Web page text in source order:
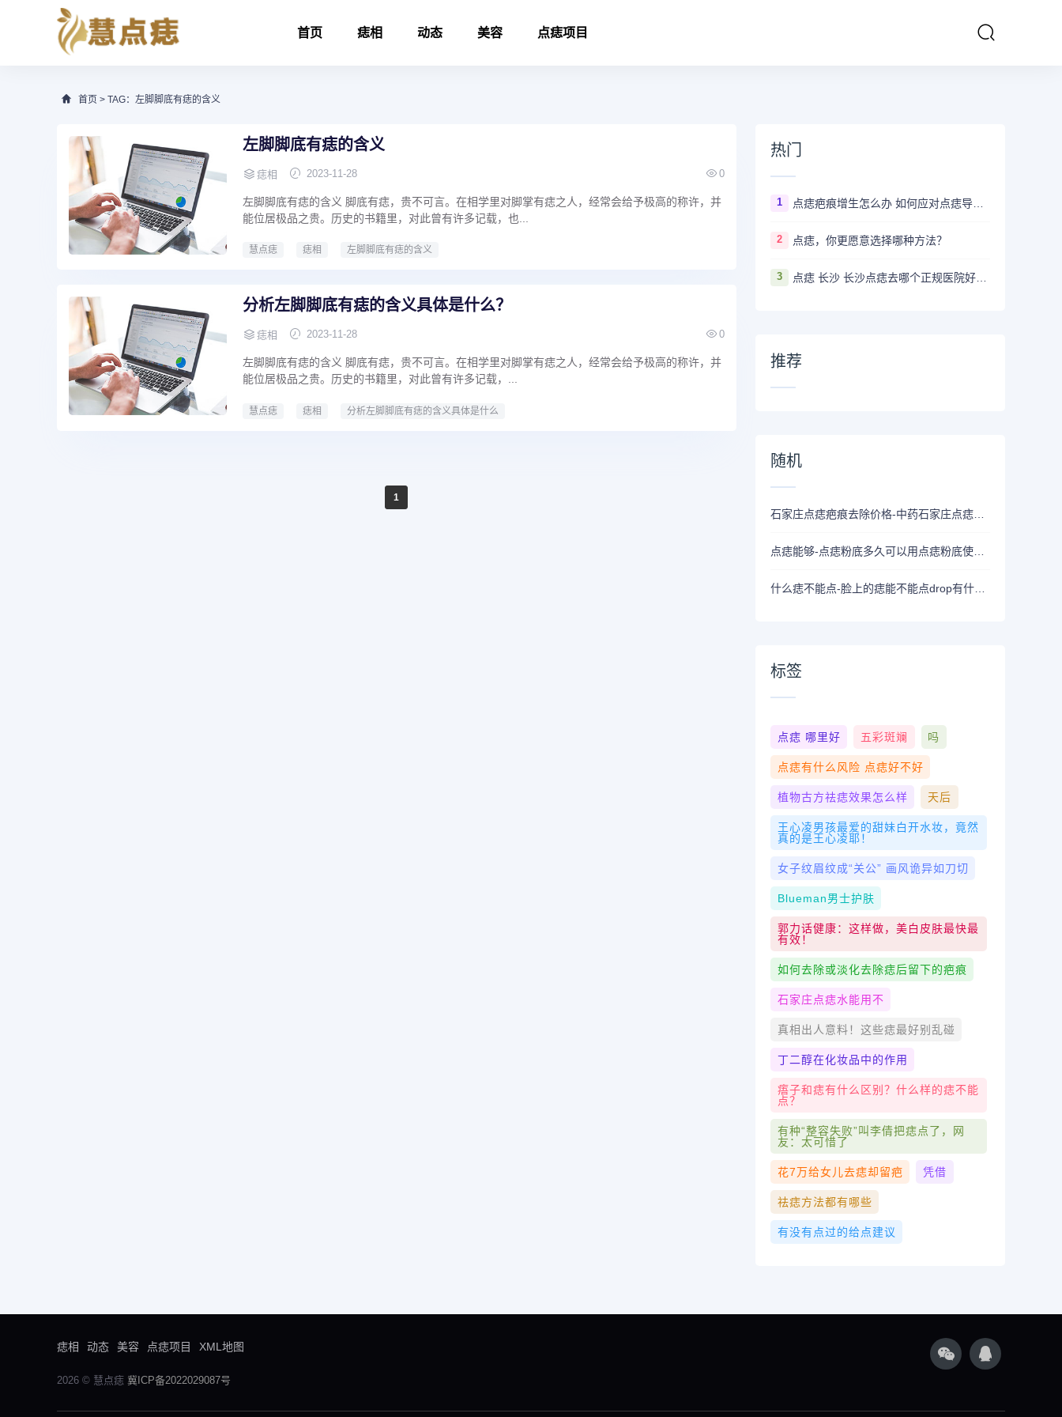
首页 痣相 动态 美容 点痣项目
首页 > TAG：左脚脚底有痣的含义
左脚脚底有痣的含义
痣相 2023-11-28 0
左脚脚底有痣的含义 脚底有痣，贵不可言。在相学里对脚掌有痣之人，经常会给予极高的称许，并
能位居极品之贵。历史的书籍里，对此曾有许多记载，也...
慧点痣 痣相 左脚脚底有痣的含义
分析左脚脚底有痣的含义具体是什么？
痣相 2023-11-28 0
左脚脚底有痣的含义 脚底有痣，贵不可言。在相学里对脚掌有痣之人，经常会给予极高的称许，并
能位居极品之贵。历史的书籍里，对此曾有许多记载，...
慧点痣 痣相 分析左脚脚底有痣的含义具体是什么
1
热门
1 点痣疤痕增生怎么办 如何应对点痣导致的疤痕增生
2 点痣，你更愿意选择哪种方法？
3 点痣 长沙 长沙点痣去哪个正规医院好？推荐5家口碑超棒且价格实惠的好医院
推荐
随机
标签
点痣 哪里好 五彩斑斓 吗
点痣有什么风险 点痣好不好
植物古方祛痣效果怎么样 天后
王心凌男孩最爱的甜妹白开水妆，竟然
真的是王心凌耶！
女子纹眉纹成“关公” 画风诡异如刀切
Blueman男士护肤
郭力话健康：这样做，美白皮肤最快最
有效！
如何去除或淡化去除痣后留下的疤痕
石家庄点痣水能用不
真相出人意料！这些痣最好别乱碰
丁二醇在化妆品中的作用
痦子和痣有什么区别？什么样的痣不能
点？
有种“整容失败”叫李倩把痣点了，网
友：太可惜了
花7万给女儿去痣却留疤 凭借
祛痣方法都有哪些
有没有点过的给点建议
痣相 动态 美容 点痣项目 XML地图
2026 © 慧点痣 冀ICP备2022029087号